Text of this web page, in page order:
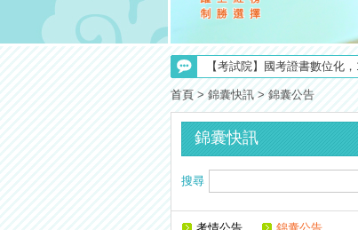
【注意】112年起高普不考「
【考試院】國考證書數位化
【最新】錦囊函授增加便利
【求職秘技＼(￣O￣)】你
【上榜生獎學金計畫】恭賀
【重要】114年度起，雲端
【考選部】高普考／修正部
【NEW】加入◆錦囊函授
首頁 > 錦囊快訊 > 錦囊公告
錦囊快訊
搜尋